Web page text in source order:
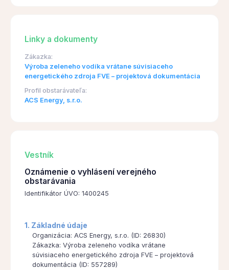
Linky a dokumenty
Zákazka:
Výroba zeleneho vodíka vrátane súvisiaceho
energetického zdroja FVE – projektová dokumentácia
Profil obstarávateľa:
ACS Energy, s.r.o.
Vestník
Oznámenie o vyhlásení verejného
obstarávania
Identifikátor ÚVO: 1400245
1. Základné údaje
Organizácia: ACS Energy, s.r.o. (ID: 26830)
Zákazka: Výroba zeleneho vodíka vrátane
súvisiaceho energetického zdroja FVE – projektová
dokumentácia (ID: 557289)